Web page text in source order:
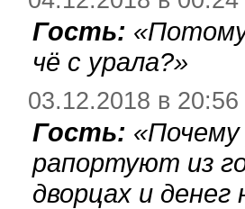
Гость: «
чё с урала?»
03.12.2018 в 20:56
Гость: «
рапортуют из
дворцах и